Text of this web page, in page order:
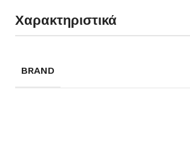
Χαρακτηριστικά
BRAND